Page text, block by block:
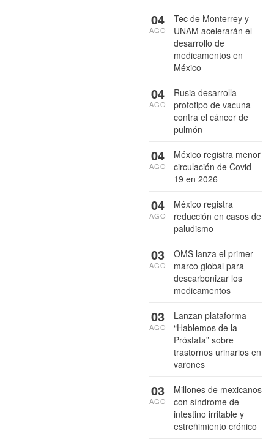
Tec de Monterrey y
UNAM acelerarán el
desarrollo de
medicamentos en
México
04
AGO
Rusia desarrolla
prototipo de vacuna
contra el cáncer de
pulmón
04
AGO
México registra menor
circulación de Covid-
19 en 2026
04
AGO
México registra
reducción en casos de
paludismo
04
AGO
OMS lanza el primer
marco global para
descarbonizar los
medicamentos
03
AGO
Lanzan plataforma
“Hablemos de la
Próstata” sobre
trastornos urinarios en
varones
03
AGO
Millones de mexicanos
con síndrome de
intestino irritable y
estreñimiento crónico
03
AGO